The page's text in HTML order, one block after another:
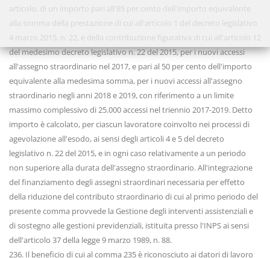
articolo, di un importo pari all'85 per cento dell'importo equivalente
alla somma della prestazione di cui all'articolo 1 del decreto legislativo
4 marzo 2015, n. 22, e della contribuzione figurativa di cui all'articolo 12
del medesimo decreto legislativo n. 22 del 2015, per i nuovi accessi
all'assegno straordinario nel 2017, e pari al 50 per cento dell'importo
equivalente alla medesima somma, per i nuovi accessi all'assegno
straordinario negli anni 2018 e 2019, con riferimento a un limite
massimo complessivo di 25.000 accessi nel triennio 2017-2019. Detto
importo è calcolato, per ciascun lavoratore coinvolto nei processi di
agevolazione all'esodo, ai sensi degli articoli 4 e 5 del decreto
legislativo n. 22 del 2015, e in ogni caso relativamente a un periodo
non superiore alla durata dell'assegno straordinario. All'integrazione
del finanziamento degli assegni straordinari necessaria per effetto
della riduzione del contributo straordinario di cui al primo periodo del
presente comma provvede la Gestione degli interventi assistenziali e
di sostegno alle gestioni previdenziali, istituita presso l'INPS ai sensi
dell'articolo 37 della legge 9 marzo 1989, n. 88.
236. Il beneficio di cui al comma 235 è riconosciuto ai datori di lavoro